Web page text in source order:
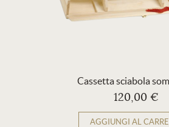
Cassetta sciabola
120,00 €
AGGIUNGI AL